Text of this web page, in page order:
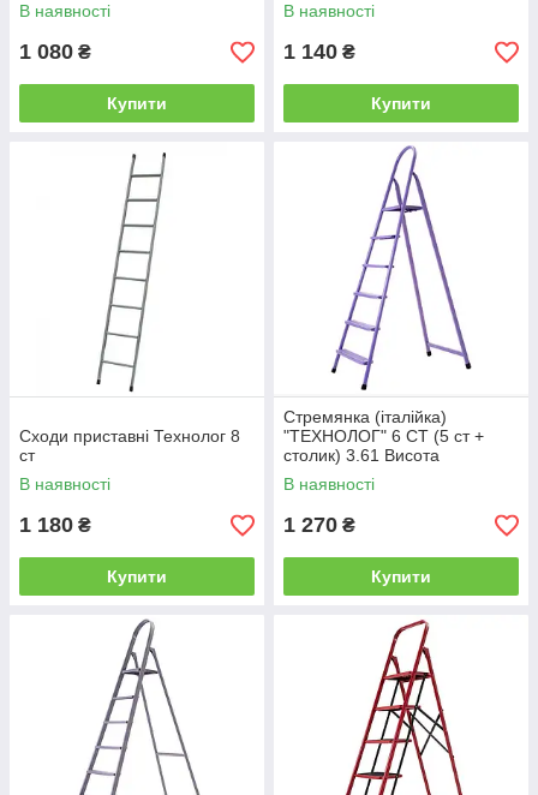
В наявності
1 080 ₴
Купити
В наявності
1 140 ₴
Купити
Сходи приставні Технолог 8
ст
В наявності
1 180 ₴
Купити
Стремянка (італійка)
"ТЕХНОЛОГ" 6 СТ (5 ст +
столик) 3.61 Висота
В наявності
1 270 ₴
Купити